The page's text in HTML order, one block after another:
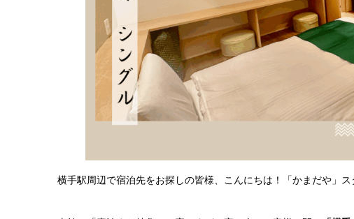
横手駅周辺で宿泊先をお探しの皆様、こんにちは！「かまだや」ス